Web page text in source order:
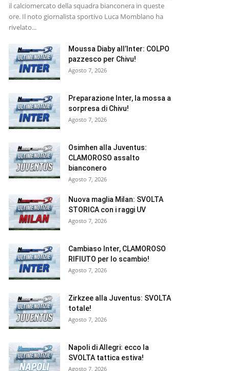
il calciomercato della squadra bianconera in queste
ore. Il noto giornalista sportivo Luca Momblano ha
rivelato...
Moussa Diaby all’Inter: COLPO
pazzesco per Chivu!
Agosto 7, 2026
Preparazione Inter, la mossa a
sorpresa di Chivu!
Agosto 7, 2026
Osimhen alla Juventus:
CLAMOROSO assalto
bianconero
Agosto 7, 2026
Nuova maglia Milan: SVOLTA
STORICA con i raggi UV
Agosto 7, 2026
Cambiaso Inter, CLAMOROSO
RIFIUTO per lo scambio!
Agosto 7, 2026
Zirkzee alla Juventus: SVOLTA
totale!
Agosto 7, 2026
Napoli di Allegri: ecco la
SVOLTA tattica estiva!
Agosto 7, 2026